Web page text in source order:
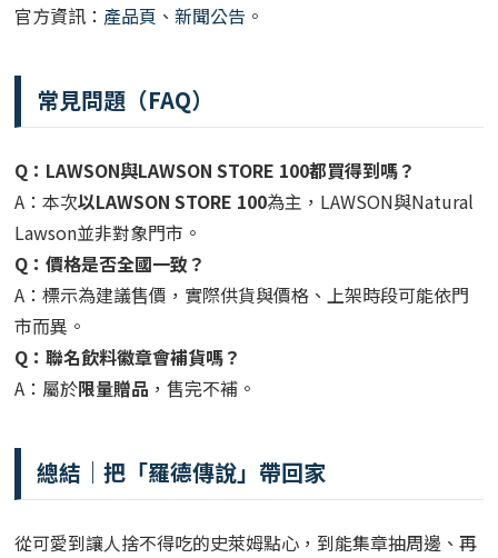
官方資訊： 產品頁 、新聞公告 。
常見問題（FAQ）
Q：LAWSON與LAWSON STORE 100都買得到嗎？
A：本次以LAWSON STORE 100為主，LAWSON與Natural
Lawson並非對象門市。
Q：價格是否全國一致？
A：標示為建議售價，實際供貨與價格、上架時段可能依門
市而異。
Q：聯名飲料徽章會補貨嗎？
A：屬於限量贈品 ，售完不補。
總結｜把「羅德傳說」帶回家
從可愛到讓人捨不得吃的史萊姆點心，到能集章抽周邊、再